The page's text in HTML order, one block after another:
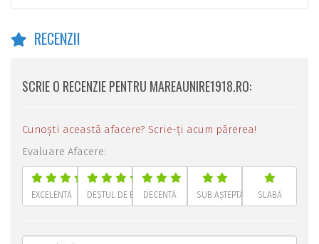
RECENZII
SCRIE O RECENZIE PENTRU MAREAUNIRE1918.RO:
Cunoști această afacere? Scrie-ți acum părerea!
Evaluare Afacere:
EXCELENTĂ DESTUL DE BUNĂDECENTĂ SUB AȘTEPTĂRI SLABĂ